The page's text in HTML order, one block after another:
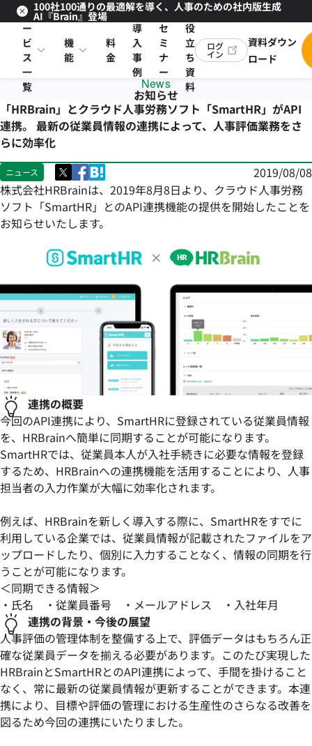
100社100通りの最適解を導く、人事のための社内版生成
AI『Brain』登場
サ
ー
ビ
ス
一
覧
機
能
料
金
導
入
事
例
セ
ミ
ナ
ー
お
役
立
ち
資
料
ログ
イン
資料ダウン
ロード
News
お知らせ
「HRBrain」とクラウド人事労務ソフト「SmartHR」がAPI
連携。 最新の従業員情報の連携によって、人事評価業務をさ
らに効率化
ニュース
2019/08/08
株式会社HRBrainは、2019年8月8日より、クラウド人事労務
ソフト「SmartHR」とのAPI連携機能の提供を開始したことを
お知らせいたします。
連携の概要
今回のAPI連携により、SmartHRに登録されている従業員情報
を、HRBrainへ簡単に同期することが可能になります。
SmartHRでは、従業員本人が入社手続きに必要な情報を登録
するため、HRBrainへの連携機能を活用することにより、人事
担当者の入力作業が大幅に効率化されます。
例えば、HRBrainを新しく導入する際に、SmartHRをすでに
利用している企業では、従業員情報が記載されたファイルをア
ップロードしたり、個別に入力することなく、情報の同期を行
うことが可能になります。
＜同期できる情報＞
・氏名 ・従業員番号 ・メールアドレス ・入社年月
連携の背景・今後の展望
人事評価の管理体制を整備する上で、評価データはもちろん正
確な従業員データを揃える必要があります。このたび実現した
HRBrainとSmartHRとのAPI連携によって、手間を掛けること
なく、常に最新の従業員情報が更新することができます。本連
携により、目標や評価の管理における生産性のさらなる改善を
図るため今回の連携にいたりました。